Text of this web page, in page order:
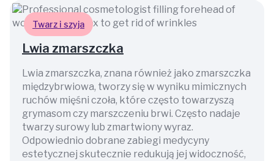
Twarz i szyja
Lwia zmarszczka
Lwia zmarszczka, znana również jako zmarszczka
międzybrwiowa, tworzy się w wyniku mimicznych
ruchów mięśni czoła, które często towarzyszą
grymasom czy marszczeniu brwi. Często nadaje
twarzy surowy lub zmartwiony wyraz.
Odpowiednio dobrane zabiegi medycyny
estetycznej skutecznie redukują jej widoczność,